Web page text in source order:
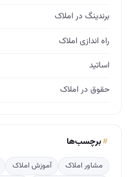
برندینگ در املاک
راه اندازی املاک
اساتید
حقوق در املاک
برچسب‌ها
مشاور املاک آموزش املاک